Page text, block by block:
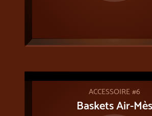
ACCESSOIRE #6
Baskets Air-Mès